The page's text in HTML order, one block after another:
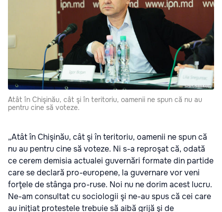
Atât în Chişinău, cât şi în teritoriu, oamenii ne spun că nu au
pentru cine să voteze.
„Atât în Chişinău, cât şi în teritoriu, oamenii ne spun că
nu au pentru cine să voteze. Ni s-a reproşat că, odată
ce cerem demisia actualei guvernări formate din partide
care se declară pro-europene, la guvernare vor veni
forţele de stânga pro-ruse. Noi nu ne dorim acest lucru.
Ne-am consultat cu sociologii şi ne-au spus că cei care
au iniţiat protestele trebuie să aibă grijă şi de